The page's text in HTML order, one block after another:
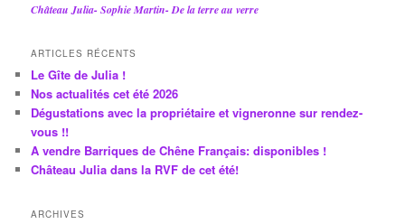
Château Julia- Sophie Martin- De la terre au verre
ARTICLES RÉCENTS
Le Gîte de Julia !
Nos actualités cet été 2026
Dégustations avec la propriétaire et vigneronne sur rendez-
vous !!
A vendre Barriques de Chêne Français: disponibles !
Château Julia dans la RVF de cet été!
ARCHIVES